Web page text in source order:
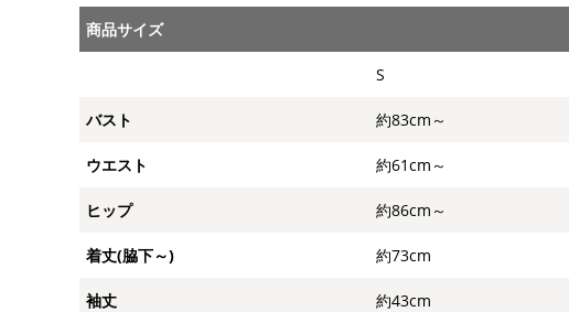
商品サイズ
S
バスト 約83cm～
ウエスト 約61cm～
ヒップ 約86cm～
着丈(脇下～) 約73cm
袖丈 約43cm